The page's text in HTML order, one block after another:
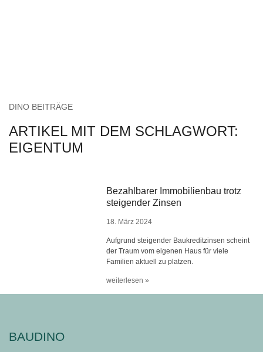
DINO BEITRÄGE
ARTIKEL MIT DEM SCHLAGWORT:
EIGENTUM
Bezahlbarer Immobilienbau trotz
steigender Zinsen
18. März 2024
Aufgrund steigender Baukreditzinsen scheint
der Traum vom eigenen Haus für viele
Familien aktuell zu platzen.
weiterlesen »
BAUDINO